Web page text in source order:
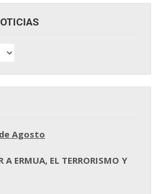
Agosto
A ERMUA, EL TERRORISMO Y